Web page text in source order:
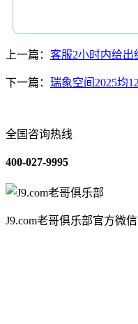
上一篇： 客服2小时内给出
下一篇： 瑞象空间2025均
全国咨询热线
400-027-9995
J9.com老哥俱乐部官方微信